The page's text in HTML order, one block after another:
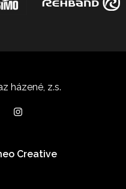
házené, z.s.
Creative